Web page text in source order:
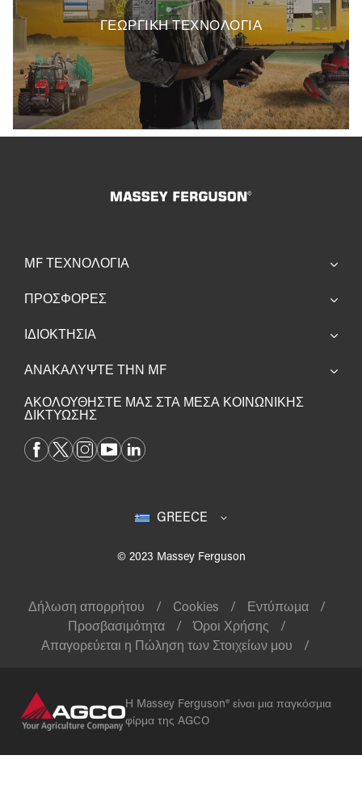
ΓΕΩΡΓΙΚΗ ΤΕΧΝΟΛΟΓΙΑ
MF ΤΕΧΝΟΛΟΓΊΑ
ΠΡΟΣΦΟΡΕΣ
ΙΔΙΟΚΤΗΣΙΑ
ΑΝΑΚΑΛΥΨΤΕ ΤΗΝ MF
ΑΚΟΛΟΥΘΗΣΤΕ ΜΑΣ ΣΤΑ ΜΕΣΑ ΚΟΙΝΩΝΙΚΗΣ
ΔΙΚΤΥΩΣΗΣ
GREECE
© 2023 Massey Ferguson
Δήλωση απορρήτου Cookies
Εντύπωμα
Προσβασιμότητα
Όροι Χρήσης
Απαγορεύεται η Πώληση των Στοιχείων μου
Η Massey Ferguson® είναι μια παγκόσμια
φίρμα της AGCO